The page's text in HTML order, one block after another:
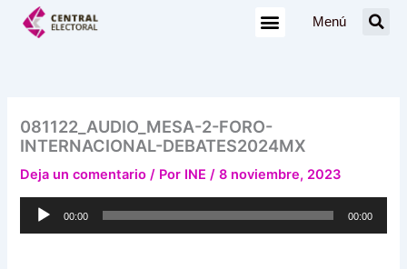
Menú
081122_AUDIO_MESA-2-FORO-
INTERNACIONAL-DEBATES2024MX
Deja un comentario / Por INE/8 noviembre, 2023
Reproductor
00:00 00:00